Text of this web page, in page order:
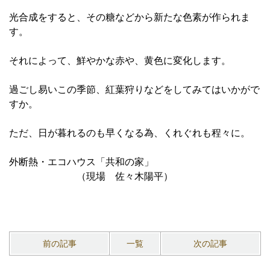
光合成をすると、その糖などから新たな色素が作られま
す。
それによって、鮮やかな赤や、黄色に変化します。
過ごし易いこの季節、紅葉狩りなどをしてみてはいかがで
すか。
ただ、日が暮れるのも早くなる為、くれぐれも程々に。
外断熱・エコハウス「共和の家」
（現場 佐々木陽平）
前の記事 一覧 次の記事